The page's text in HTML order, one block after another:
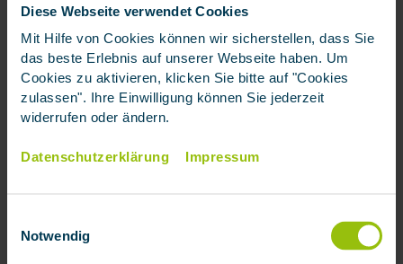
Diese Webseite verwendet Cookies
Mit Hilfe von Cookies können wir sicherstellen, dass Sie
das beste Erlebnis auf unserer Webseite haben. Um
Cookies zu aktivieren, klicken Sie bitte auf "Cookies
zulassen". Ihre Einwilligung können Sie jederzeit
widerrufen oder ändern.
Datenschutzerklärung Impressum
Notwendig
Nach der Behandlung kann der Patient die
Einrichtung wieder verlassen und nach Hause gehen
– ein stationärer Aufenthalt ist nicht erforderlich.
Top
Wer zahlt die ambulante
Die Kosten für eine ambulante Behandlung werden